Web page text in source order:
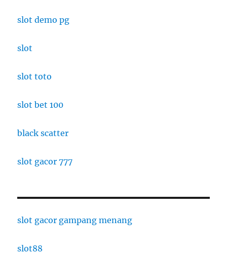
slot demo pg
slot
slot toto
slot bet 100
black scatter
slot gacor 777
slot gacor gampang menang
slot88